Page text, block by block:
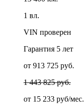
1 вл.
VIN проверен
Гарантия 5 лет
от 913 725 руб.
1 443 825 руб.
от 15 233 руб/мес.